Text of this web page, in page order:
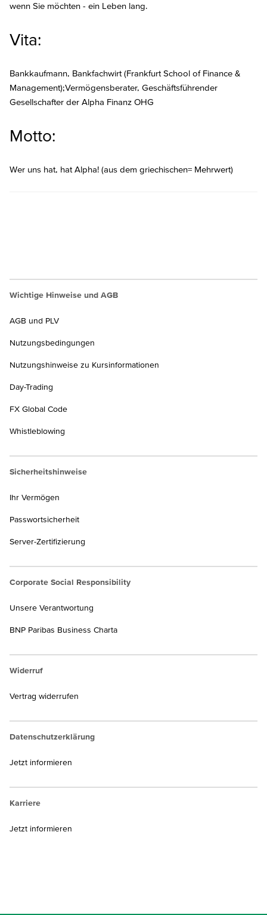
wenn Sie möchten - ein Leben lang.
Vita:
Bankkaufmann, Bankfachwirt (Frankfurt School of Finance &
Management);Vermögensberater, Geschäftsführender
Gesellschafter der Alpha Finanz OHG
Motto:
Wer uns hat, hat Alpha! (aus dem griechischen= Mehrwert)
Wichtige Hinweise und AGB
AGB und PLV
Nutzungsbedingungen
Nutzungshinweise zu Kursinformationen
Day-Trading
FX Global Code
Whistleblowing
Sicherheitshinweise
Ihr Vermögen
Passwortsicherheit
Server-Zertifizierung
Corporate Social Responsibility
Unsere Verantwortung
BNP Paribas Business Charta
Widerruf
Vertrag widerrufen
Datenschutzerklärung
Jetzt informieren
Karriere
Jetzt informieren